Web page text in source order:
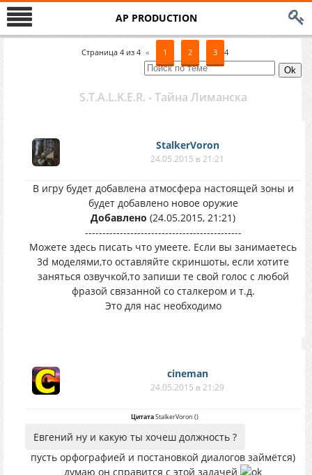
AP PRODUCTION
Страница 4 из 4 « 1 2 3 4
S.T.A.L.K.E.R. - Тайна Лиманска
StalkerVoron
24.05.2015 в 21:21
В игру будет добавлена атмосфера настоящей зоны и
будет добавлено новое оружие
Добавлено (24.05.2015, 21:21)
---------------------------------------------
Можете здесь писать что умеете. Если вы занимаетесь
3d моделями,то оставляйте скриншоты, если хотите
заняться озвучкой,то запиши те свой голос с любой
фразой связанной со сталкером и т.д.
Это для нас необходимо
cineman
24.05.2015 в 21:29
ЦитатаStalkerVoron ()
Евгений ну и какую ты хочеш должность ?
пусть орфографией и постановкой диалогов займётся)
думаю он справится с этой задачей